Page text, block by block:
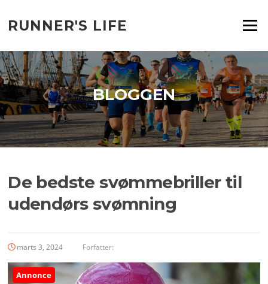
indhold
RUNNER'S LIFE Menu
BLOGGEN
De bedste svømmebriller til
udendørs svømning
marts 3, 2024 Forfatter:
Annonce